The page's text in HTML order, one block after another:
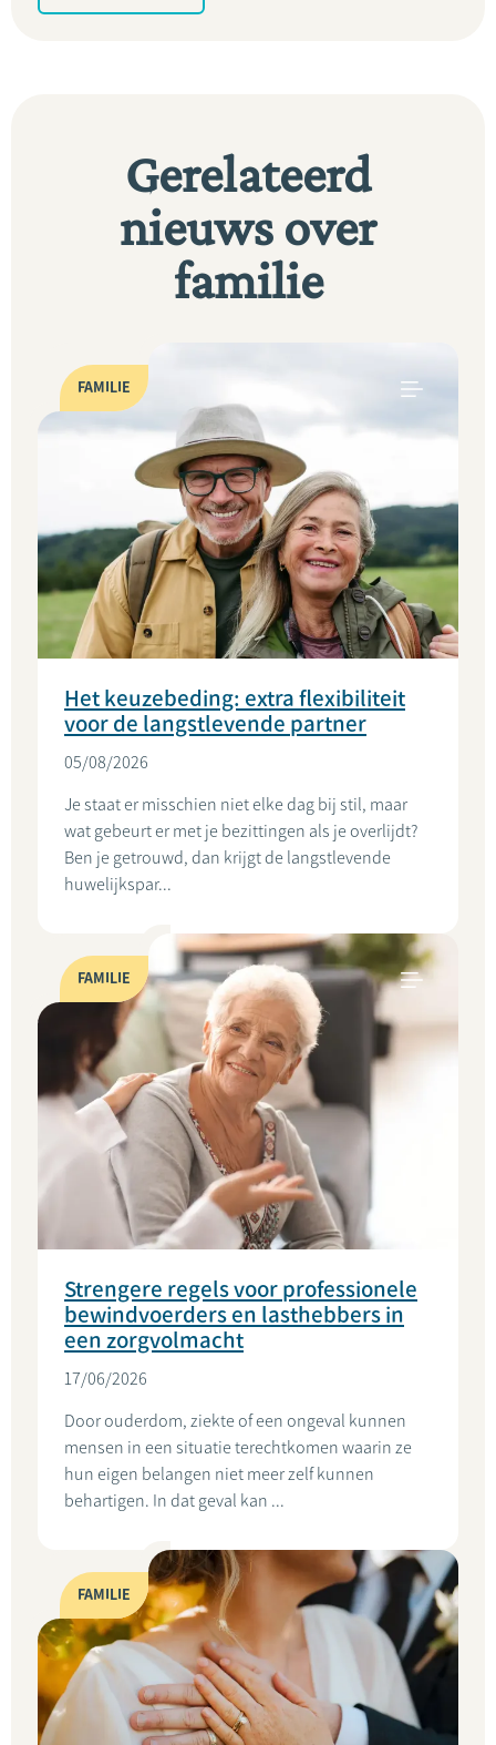
Gerelateerd
nieuws over
familie
FAMILIE
Het keuzebeding: extra flexibiliteit
voor de langstlevende partner
05/08/2026
Je staat er misschien niet elke dag bij stil, maar
wat gebeurt er met je bezittingen als je overlijdt?
Ben je getrouwd, dan krijgt de langstlevende
huwelijkspar...
FAMILIE
Strengere regels voor professionele
bewindvoerders en lasthebbers in
een zorgvolmacht
17/06/2026
Door ouderdom, ziekte of een ongeval kunnen
mensen in een situatie terechtkomen waarin ze
hun eigen belangen niet meer zelf kunnen
behartigen. In dat geval kan ...
FAMILIE